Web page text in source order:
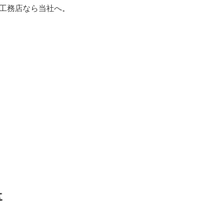
務店なら当社へ。